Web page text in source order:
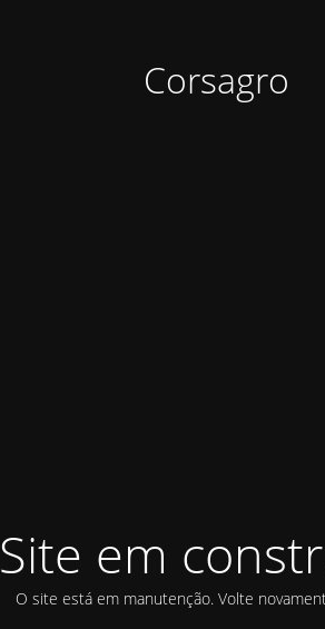
Corsagro
Site em
O site está em manutenção. Volte